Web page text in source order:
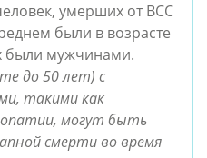
умерших от ВСС
были в возрасте
были мужчинами.
до 50 лет) с
такими как
могут быть
смерти во время